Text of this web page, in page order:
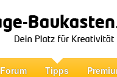
Forum Tipps